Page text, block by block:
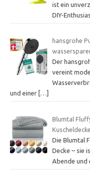
ist ein
DIY-
hansgrohe
Der
vereint
und einer […]
Blumtal
Die Blumtal
Decke – sie
Abende und